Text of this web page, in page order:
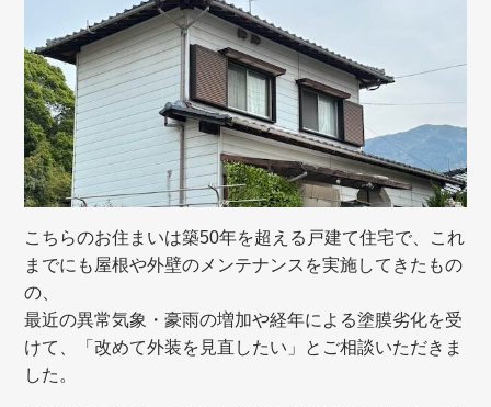
こちらのお住まいは築50年を超える戸建て住宅で、これ
までにも屋根や外壁のメンテナンスを実施してきたもの
の、
最近の異常気象・豪雨の増加や経年による塗膜劣化を受
けて、「改めて外装を見直したい」とご相談いただきま
した。